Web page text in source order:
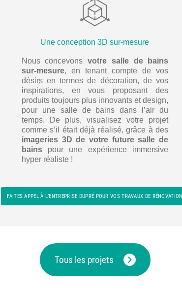
Une conception 3D sur-mesure
Nous concevonsvotre salle de bains
sur-mesure, en tenant compte de vos
désirs en termes de décoration, de vos
inspirations, en vous proposant des
produits toujours plus innovants et design,
pour une salle de bains dans l’air du
temps. De plus, visualisez votre projet
comme s’il était déjà réalisé, grâce à des
imageries 3D de votre future salle de
bainspour une expérience immersive
hyper réaliste !
FAITES APPEL À L’ENTREPRISE DUPRÉ POUR VOS TRAVAUX DE RÉNOVATION
Tous les projets